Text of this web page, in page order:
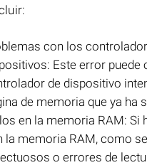
con los
Este error puede
de dispositivo
de memoria que ya ha
en la memoria RAM: Si
la memoria RAM, como
o errores de